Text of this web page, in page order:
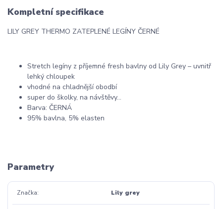
Kompletní specifikace
LILY GREY THERMO ZATEPLENÉ LEGÍNY ČERNÉ
Stretch legíny z příjemné fresh bavlny od Lily Grey – uvnitř
lehký chloupek
vhodné na chladnější obodbí
super do školky, na návštěvy…
Barva: ČERNÁ
95% bavlna, 5% elasten
Parametry
Značka Lily grey